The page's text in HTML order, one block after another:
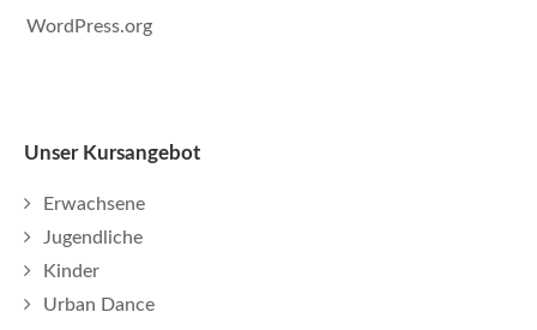
WordPress.org
Unser Kursangebot
Erwachsene
Jugendliche
Kinder
Urban Dance